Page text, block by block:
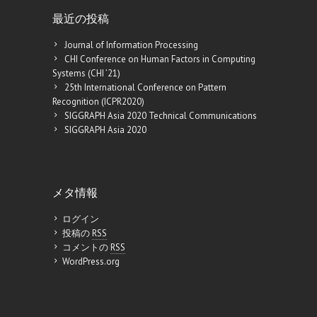
最近の投稿
Journal of Information Processing
CHI Conference on Human Factors in Computing
Systems (CHI ’21)
25th International Conference on Pattern
Recognition (ICPR2020)
SIGGRAPH Asia 2020 Technical Communications
SIGGRAPH Asia 2020
メタ情報
ログイン
投稿のRSS
コメントのRSS
WordPress.org